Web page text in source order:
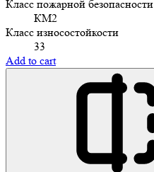
Класс пожарной безопасности
КМ2
Класс износостойкости
33
Add to cart